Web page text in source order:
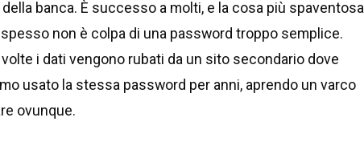
della banca. È successo a molti, e la cosa più spaventosa
non è colpa di una password troppo semplice.
i dati vengono rubati da un sito secondario dove
usato la stessa password per anni, aprendo un varco
ovunque.